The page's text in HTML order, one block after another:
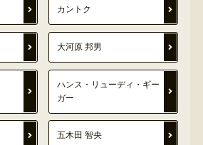
カントク
大河原 邦男
ハンス・リューディ・ギー
ガー
五木田 智央